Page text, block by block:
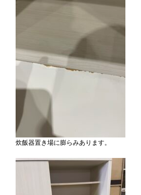
炊飯器置き場に膨らみあります。